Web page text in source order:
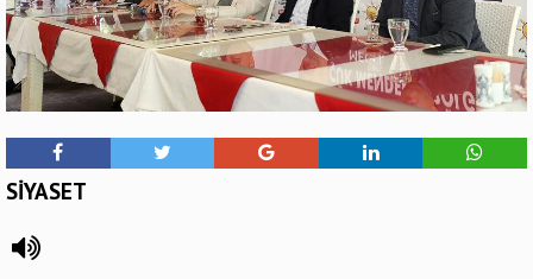
SİYASET